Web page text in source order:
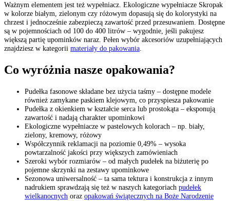
Ważnym elementem jest też wypełniacz. Ekologiczne wypełniacze Skropak
w kolorze białym, zielonym czy różowym dopasują się do kolorystyki na
chrzest i jednocześnie zabezpieczą zawartość przed przesuwaniem. Dostępne
są w pojemnościach od 100 do 400 litrów – wygodnie, jeśli pakujesz
większą partię upominków naraz. Pełen wybór akcesoriów uzupełniających
znajdziesz w kategorii materiały do pakowania.
Co wyróżnia nasze opakowania?
Pudełka fasonowe składane bez użycia taśmy – dostępne modele
również zamykane paskiem klejowym, co przyspiesza pakowanie
Pudełka z okienkiem w kształcie serca lub prostokąta – eksponują
zawartość i nadają charakter upominkowi
Ekologiczne wypełniacze w pastelowych kolorach – np. biały,
zielony, kremowy, różowy
Współczynnik reklamacji na poziomie 0,49% – wysoka
powtarzalność jakości przy większych zamówieniach
Szeroki wybór rozmiarów – od małych pudełek na biżuterię po
pojemne skrzynki na zestawy upominkowe
Sezonowa uniwersalność – ta sama tektura i konstrukcja z innym
nadrukiem sprawdzają się też w naszych kategoriach pudełek
wielkanocnych oraz opakowań świątecznych na Boże Narodzenie